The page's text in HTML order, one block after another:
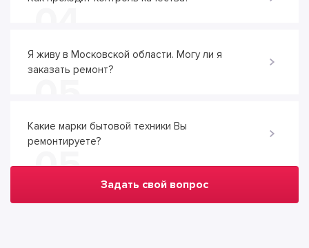
Я живу в Московской области. Могу ли я
заказать ремонт?
Какие марки бытовой техники Вы
ремонтируете?
05 Задать свой вопрос